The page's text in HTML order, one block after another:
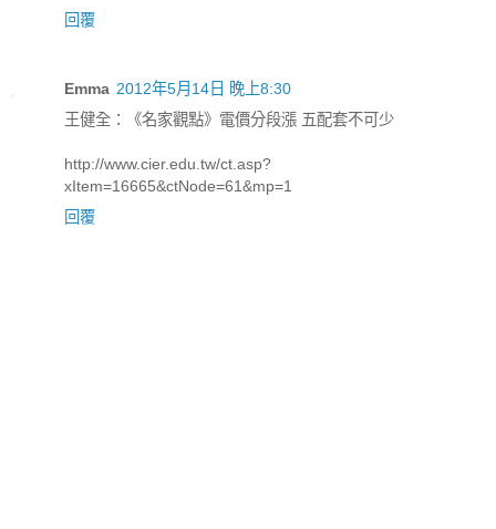
回覆
Emma 2012年5月14日 晚上8:30
王健全：《名家觀點》電價分段漲 五配套不可少
http://www.cier.edu.tw/ct.asp?
xItem=16665&ctNode=61&mp=1
回覆